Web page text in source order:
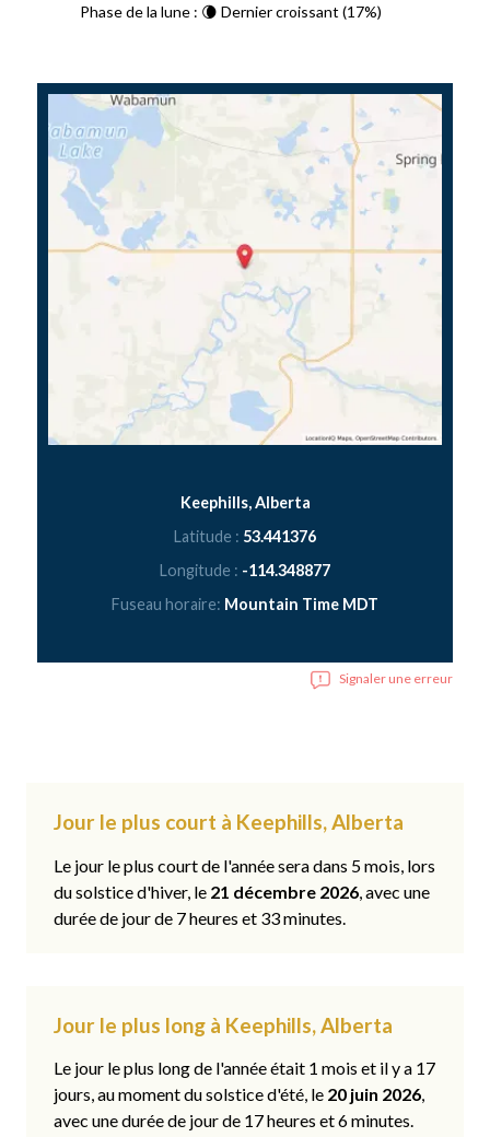
Phase de la lune : 🌘 Dernier croissant (17%)
Keephills, Alberta
Latitude : 53.441376
Longitude : -114.348877
Fuseau horaire: Mountain Time MDT
Signaler une erreur
Jour le plus court à Keephills, Alberta
Le jour le plus court de l'année sera dans 5 mois, lors
du solstice d'hiver, le 21 décembre 2026, avec une
durée de jour de 7 heures et 33 minutes.
Jour le plus long à Keephills, Alberta
Le jour le plus long de l'année était 1 mois et il y a 17
jours, au moment du solstice d'été, le 20 juin 2026,
avec une durée de jour de 17 heures et 6 minutes.